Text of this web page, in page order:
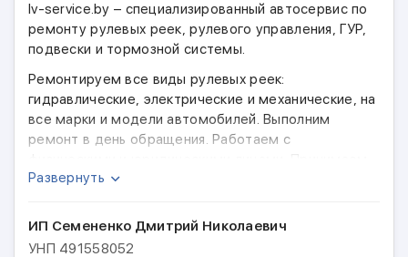
lv-service.by – специализированный автосервис по
ремонту рулевых реек, рулевого управления, ГУР,
подвески и тормозной системы.
Ремонтируем все виды рулевых реек:
гидравлические, электрические и механические, на
все марки и модели автомобилей. Выполним
ремонт в день обращения. Работаем с
любую форму оплаты. Наличие запасных частей на
Развернуть
ИП Семененко Дмитрий Николаевич
УНП 491558052